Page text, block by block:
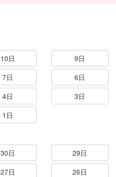
10日
9日
7日
6日
4日
3日
1日
30日
29日
27日
26日